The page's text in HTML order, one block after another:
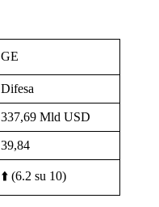
GE
Difesa
337,69 Mld USD
39,84
⬆️ (6.2 su 10)